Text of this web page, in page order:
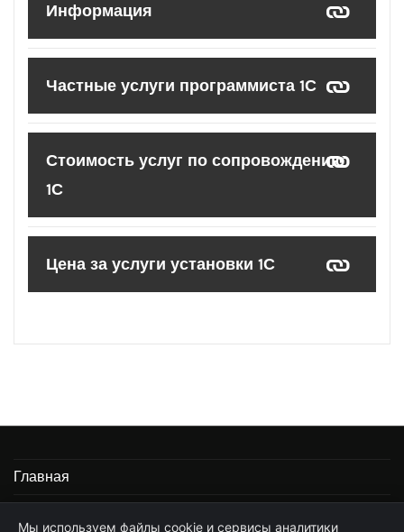
Информация
Частные услуги программиста 1С
Стоимость услуг по сопровождению
1С
Цена за услуги установки 1С
Главная
Мы используем файлы cookie и сервисы аналитики